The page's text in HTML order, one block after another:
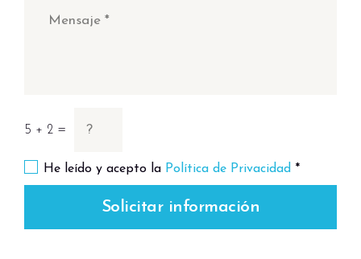
5 + 2 =
He leído y acepto la Política de Privacidad *
Solicitar información